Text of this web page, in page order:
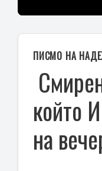
ПИСМО НА
който
на